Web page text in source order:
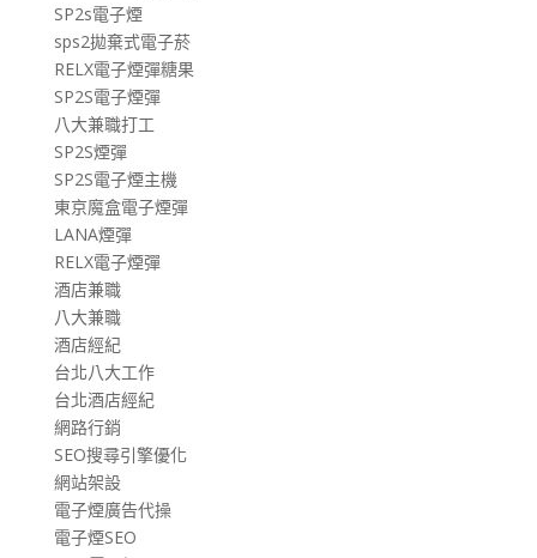
SP2s電子煙
sps2拋棄式電子菸
RELX電子煙彈糖果
SP2S電子煙彈
八大兼職打工
SP2S煙彈
SP2S電子煙主機
東京魔盒電子煙彈
LANA煙彈
RELX電子煙彈
酒店兼職
八大兼職
酒店經紀
台北八大工作
台北酒店經紀
網路行銷
SEO搜尋引擎優化
網站架設
電子煙廣告代操
電子煙SEO